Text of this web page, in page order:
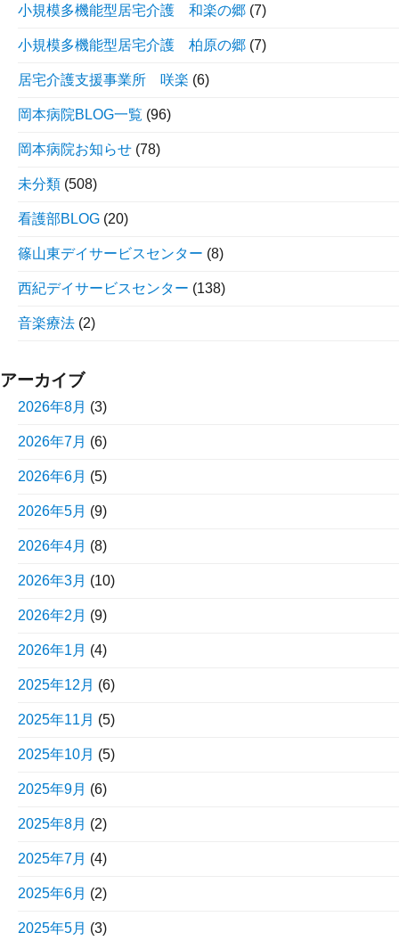
小規模多機能型居宅介護 和楽の郷 (7)
小規模多機能型居宅介護 柏原の郷 (7)
居宅介護支援事業所 咲楽 (6)
岡本病院BLOG一覧 (96)
岡本病院お知らせ (78)
未分類 (508)
看護部BLOG (20)
篠山東デイサービスセンター (8)
西紀デイサービスセンター (138)
音楽療法 (2)
アーカイブ
2026年8月 (3)
2026年7月 (6)
2026年6月 (5)
2026年5月 (9)
2026年4月 (8)
2026年3月 (10)
2026年2月 (9)
2026年1月 (4)
2025年12月 (6)
2025年11月 (5)
2025年10月 (5)
2025年9月 (6)
2025年8月 (2)
2025年7月 (4)
2025年6月 (2)
2025年5月 (3)